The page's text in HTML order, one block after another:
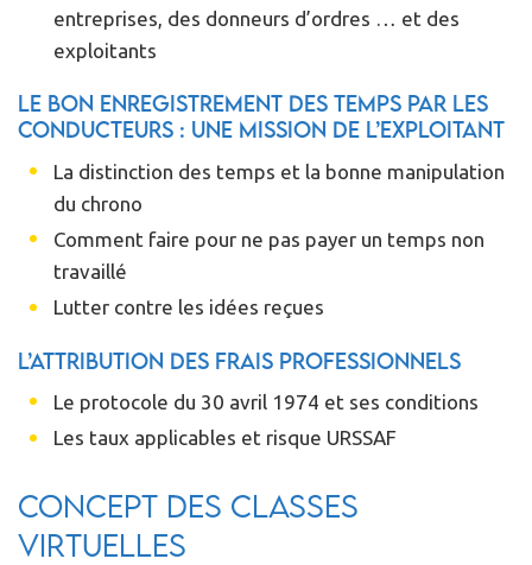
entreprises, des donneurs d’ordres … et des
exploitants
Le bon enregistrement des temps par les
conducteurs : une mission de l’exploitant
La distinction des temps et la bonne manipulation
du chrono
Comment faire pour ne pas payer un temps non
travaillé
Lutter contre les idées reçues
L’attribution des frais professionnels
Le protocole du 30 avril 1974 et ses conditions
Les taux applicables et risque URSSAF
Concept des classes
virtuelles